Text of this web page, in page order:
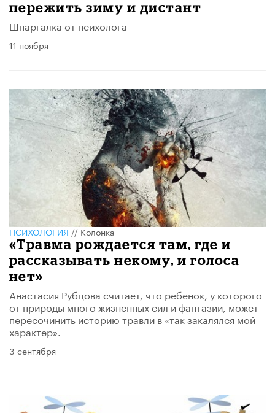
пережить зиму и дистант
Шпаргалка от психолога
11 ноября
ПСИХОЛОГИЯ//Колонка
«Травма рождается там, где и
рассказывать некому, и голоса
нет»
Анастасия Рубцова считает, что ребенок, у которого
от природы много жизненных сил и фантазии, может
пересочинить историю травли в «так закалялся мой
характер».
3 сентября